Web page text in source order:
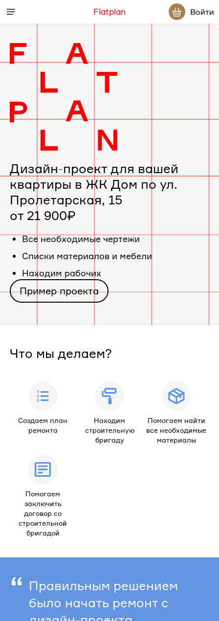
Flatplan Войти
Дизайн-
проект
интерьера
для
вашей
квартиры
в
«ЖК
Дом
по
ул.
Пролетарская,
Дизайн-проект для вашей
квартиры в ЖК Дом по ул.
Пролетарская, 15
от 21 900₽
Все необходимые чертежи
Cписки материалов и мебели
Находим рабочих
Пример проекта
Что мы делаем?
Создаем план
ремонта
Находим
строительную
бригаду
Помогаем найти
все необходимые
материалы
Помогаем
заключить
договор со
строительной
бригадой
“ Правильным решением
было начать ремонт с